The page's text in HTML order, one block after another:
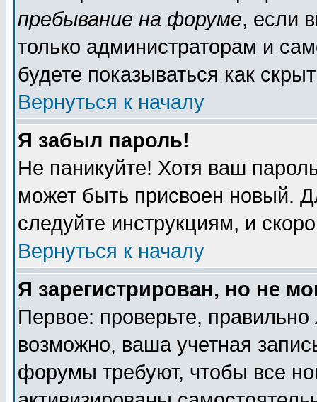
пребывание на форуме, если
только администраторам и
будете показываться как
Вернуться к началу
Я забыл пароль!
Не паникуйте! Хотя ваш
может быть присвоен новый.
следуйте инструкциям, и
Вернуться к началу
Я зарегистрирован, но не
Первое: проверьте,
возможно, ваша учетная
форумы требуют, чтобы все